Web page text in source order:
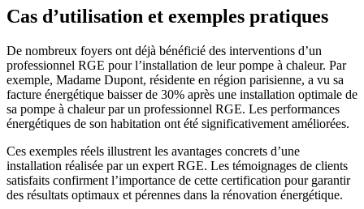
Cas d’utilisation et exemples pratiques
De nombreux foyers ont déjà bénéficié des interventions d’un
professionnel RGE pour l’installation de leur pompe à chaleur. Par
exemple, Madame Dupont, résidente en région parisienne, a vu sa
facture énergétique baisser de 30% après une installation optimale de
sa pompe à chaleur par un professionnel RGE. Les performances
énergétiques de son habitation ont été significativement améliorées.
Ces exemples réels illustrent les avantages concrets d’une
installation réalisée par un expert RGE. Les témoignages de clients
satisfaits confirment l’importance de cette certification pour garantir
des résultats optimaux et pérennes dans la rénovation énergétique.